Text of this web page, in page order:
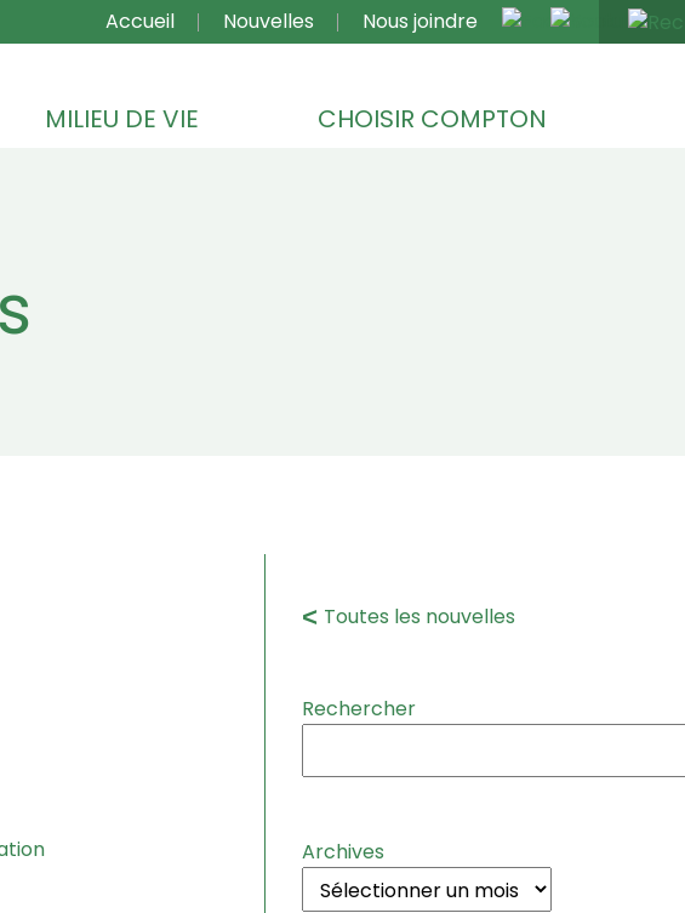
NAVIGATION
Accueil Nouvelles Nous joindre
MILIEU DE VIE CHOISIR COMPTON
Toutes les nouvelles
Rechercher
Archives